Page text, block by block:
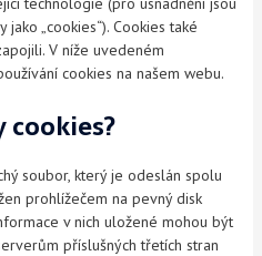
„cookies“). Cookies také
V níže uvedeném
cookies na našem webu.
cookies?
soubor, který je odeslán spolu
prohlížečem na pevný disk
v nich uložené mohou být
příslušných třetích stran